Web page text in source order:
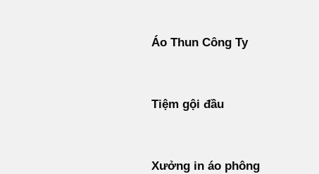
Áo Thun Công Ty
Tiệm gội đầu
Xưởng in áo phông